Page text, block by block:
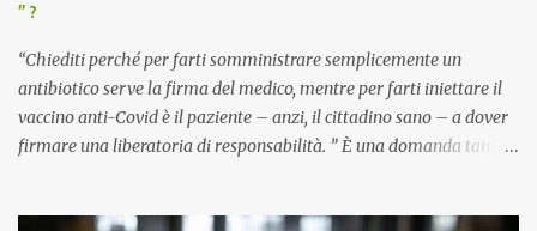
” ?
“Chiediti perché per farti somministrare semplicemente un
antibiotico serve la firma del medico, mentre per farti iniettare il
vaccino anti-Covid è il paziente – anzi, il cittadino sano – a dover
firmare una liberatoria di responsabilità. ” È una domanda tanto